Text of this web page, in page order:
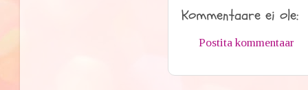
Kommentaare ei ole:
Postita kommentaar